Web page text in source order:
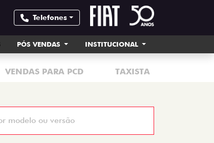
Telefones
PÓS VENDAS INSTITUCIONAL
VENDAS PARA PCD TAXISTA